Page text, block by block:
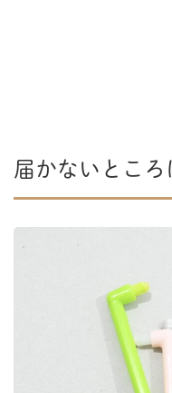
届かないところ